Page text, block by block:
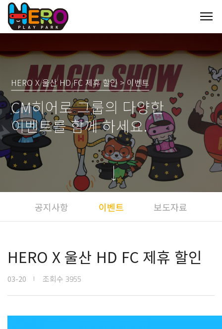
HERO X 울산 HD FC 제휴 할인 > 이벤트
CM히어로 그룹의 다양한
이벤트를 함께 하세요.
공지사항 이벤트 보도자료
HERO X 울산 HD FC 제휴 할인
03-20 조회수 3955